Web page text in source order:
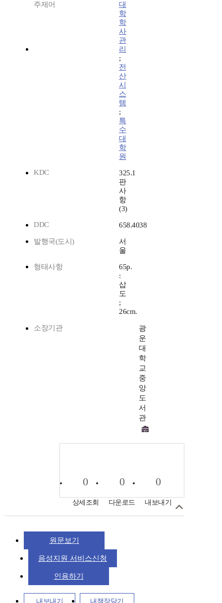
주제어
대
학
학
사
관
리
;
전
산
시
스
템
;
특
수
대
학
원
KDC
325.1
판
사
항
(3)
DDC
658.4038
발행국(도시)
서
울
형태사항
65p.
:
삽
도
;
26cm.
소장기관
광
운
대
학
교
중
앙
도
서
관
0
상세조회
0
다운로드
0
내보내기
원문보기
음성지원 서비스신청
인용하기
내보내기 내책장담기